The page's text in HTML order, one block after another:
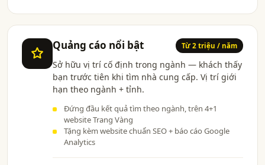
Quảng cáo nổi bật Từ 2 triệu / năm
Sở hữu vị trí cố định trong ngành — khách thấy
bạn trước tiên khi tìm nhà cung cấp. Vị trí giới
hạn theo ngành + tỉnh.
Đứng đầu kết quả tìm theo ngành, trên 4+1
website Trang Vàng
Tặng kèm website chuẩn SEO + báo cáo Google
Analytics